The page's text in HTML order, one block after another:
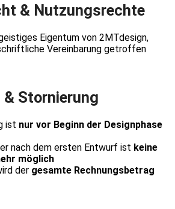
& Nutzungsrechte
Eigentum von 2MTdesign,
Vereinbarung getroffen
Stornierung
ist nur vor Beginn der Designphase
nach dem ersten Entwurf ist keine
möglich
der gesamte Rechnungsbetrag